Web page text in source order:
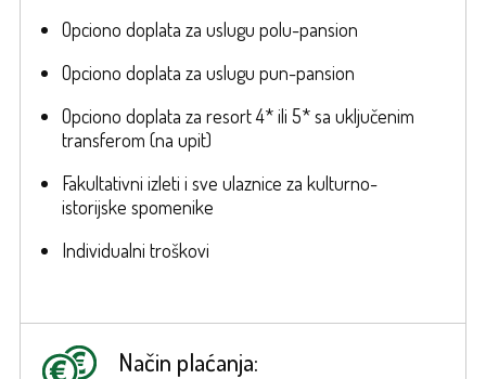
Opciono doplata za uslugu polu-pansion
Opciono doplata za uslugu pun-pansion
Opciono doplata za resort 4* ili 5* sa uključenim
transferom (na upit)
Fakultativni izleti i sve ulaznice za kulturno-
istorijske spomenike
Individualni troškovi
Način plaćanja: